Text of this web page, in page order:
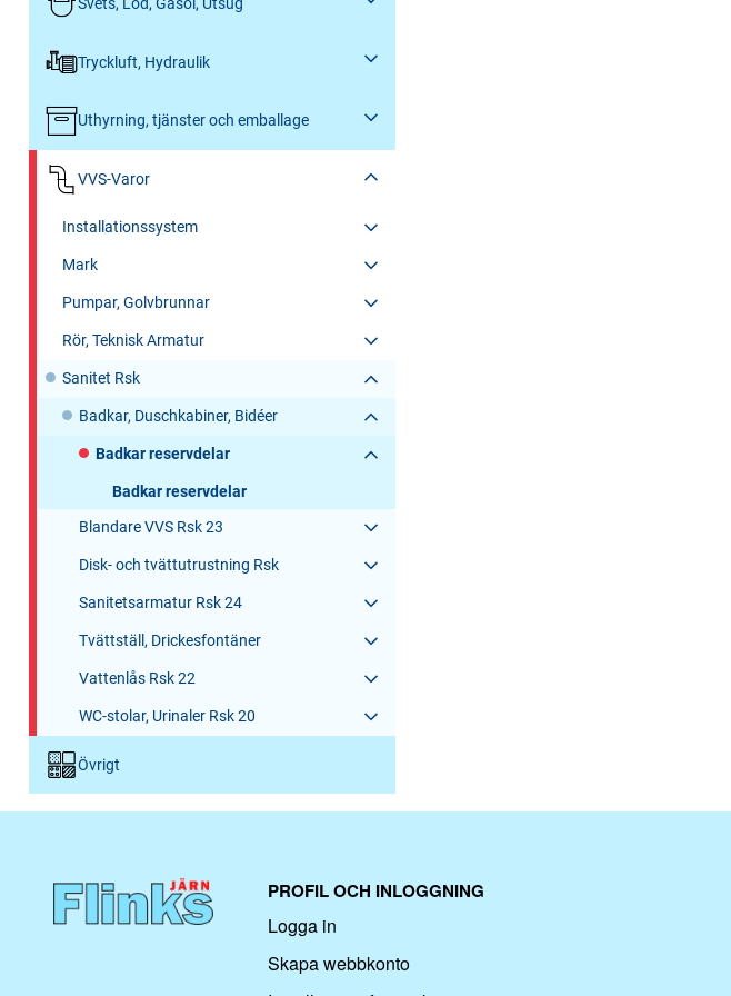
Tryckluft, Hydraulik
Uthyrning, tjänster och emballage
VVS-Varor
Installationssystem
Mark
Pumpar, Golvbrunnar
Rör, Teknisk Armatur
Sanitet Rsk
Badkar, Duschkabiner, Bidéer
Badkar reservdelar
Badkar reservdelar
Blandare VVS Rsk 23
Disk- och tvättutrustning Rsk
Sanitetsarmatur Rsk 24
Tvättställ, Drickesfontäner
Vattenlås Rsk 22
WC-stolar, Urinaler Rsk 20
Övrigt
PROFIL OCH INLOGGNING
Logga in
Skapa webbkonto